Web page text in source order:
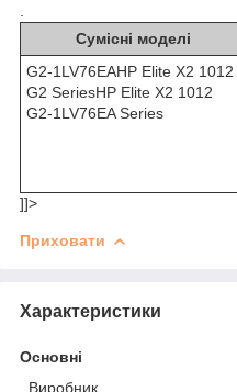
Сумісні моделі
G2-1LV76EAHP Elite X2 1012
G2 SeriesHP Elite X2 1012
G2-1LV76EA Series
]]>
Приховати
Характеристики
Основні
Виробник